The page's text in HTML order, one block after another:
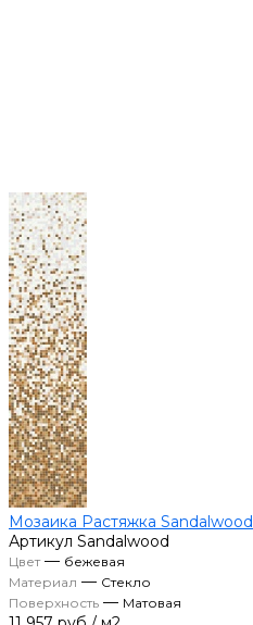
Мозаика Растяжка Sandalwood
Артикул Sandalwood
Цвет— бежевая
Материал — Стекло
Поверхность — Матовая